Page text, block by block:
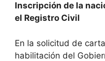
Inscripción de la
el Registro Civil
En la solicitud de
habilitación del